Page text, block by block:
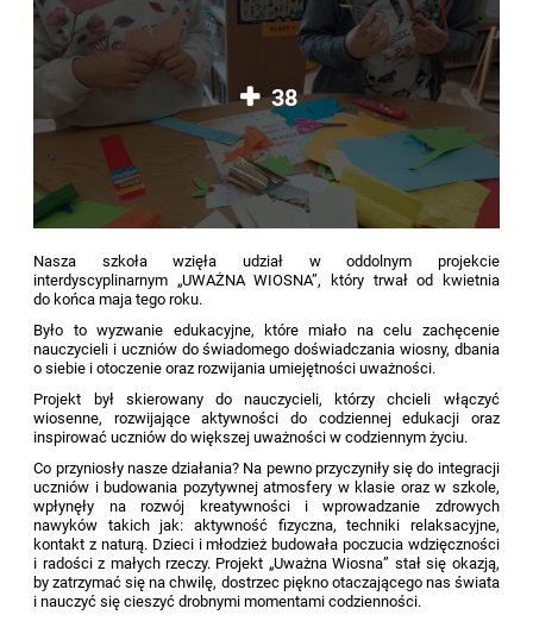
38
Nasza szkoła wzięła udział w oddolnym projekcie
interdyscyplinarnym „UWAŻNA WIOSNA”, który trwał od kwietnia
do końca maja tego roku.
Było to wyzwanie edukacyjne, które miało na celu zachęcenie
nauczycieli i uczniów do świadomego doświadczania wiosny, dbania
o siebie i otoczenie oraz rozwijania umiejętności uważności.
Projekt był skierowany do nauczycieli, którzy chcieli włączyć
wiosenne, rozwijające aktywności do codziennej edukacji oraz
inspirować uczniów do większej uważności w codziennym życiu.
Co przyniosły nasze działania? Na pewno przyczyniły się do integracji
uczniów i budowania pozytywnej atmosfery w klasie oraz w szkole,
wpłynęły na rozwój kreatywności i wprowadzanie zdrowych
nawyków takich jak: aktywność fizyczna, techniki relaksacyjne,
kontakt z naturą. Dzieci i młodzież budowała poczucia wdzięczności
i radości z małych rzeczy. Projekt „Uważna Wiosna” stał się okazją,
by zatrzymać się na chwilę, dostrzec piękno otaczającego nas świata
i nauczyć się cieszyć drobnymi momentami codzienności.